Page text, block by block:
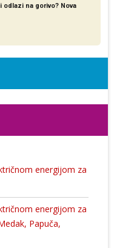
na gorivo? Nova
energijom za
energijom za
Papuča,